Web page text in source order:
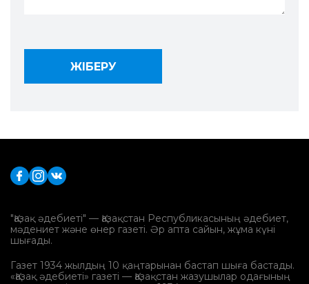
"Қазақ әдебиеті" — Қазақстан Республикасының әдебиет,
мәдениет және өнер газеті. Әр апта сайын, жұма күні
шығады.
Газет 1934 жылдың 10 қаңтарынан бастап шыға бастады.
«Қазақ әдебиеті» газеті — Қазақстан жазушылар одағының